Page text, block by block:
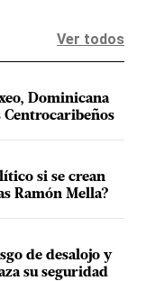
Ver todos
Dominicana
Centrocaribeños
si se crean
Ramón Mella?
de desalojo y
su seguridad